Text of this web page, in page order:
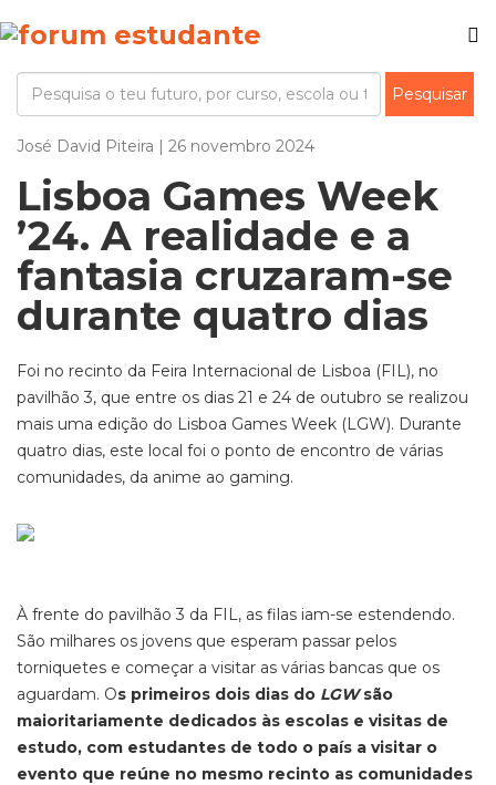
José David Piteira | 26 novembro 2024
Lisboa Games Week
’24. A realidade e a
fantasia cruzaram-se
durante quatro dias
Foi no recinto da Feira Internacional de Lisboa (FIL), no
pavilhão 3, que entre os dias 21 e 24 de outubro se realizou
mais uma edição do Lisboa Games Week (LGW). Durante
quatro dias, este local foi o ponto de encontro de várias
comunidades, da anime ao gaming.
À frente do pavilhão 3 da FIL, as filas iam-se estendendo.
São milhares os jovens que esperam passar pelos
torniquetes e começar a visitar as várias bancas que os
aguardam. Os primeiros dois dias do LGWsão
maioritariamente dedicados às escolas e visitas de
estudo, com estudantes de todo o país a visitar o
evento que reúne no mesmo recinto as comunidades